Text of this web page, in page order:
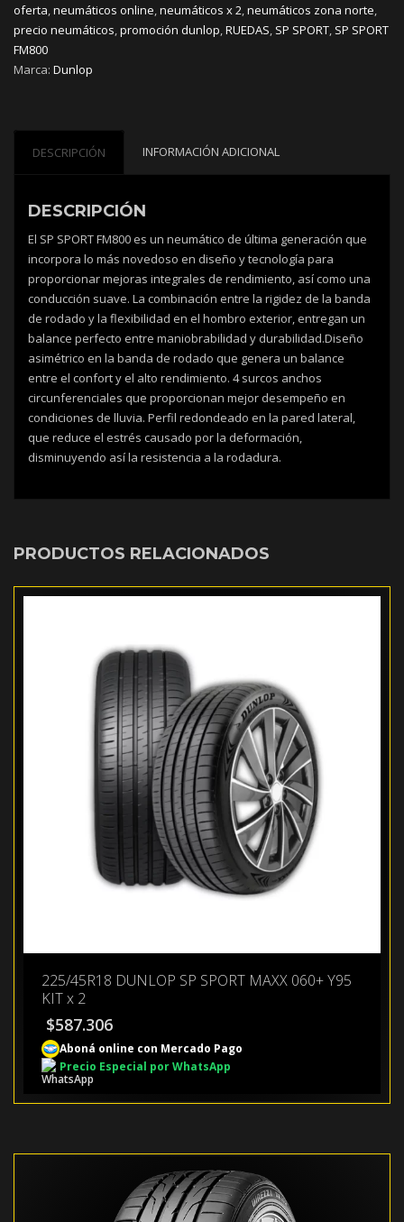
cantidad
oferta,neumáticos online,neumáticos x 2,neumáticos zona norte,
precio neumáticos,promoción dunlop,RUEDAS, SP SPORT, SP SPORT
FM800
Marca: Dunlop
DESCRIPCIÓN INFORMACIÓN ADICIONAL
DESCRIPCIÓN
El SP SPORT FM800 es un neumático de última generación que
incorpora lo más novedoso en diseño y tecnología para
proporcionar mejoras integrales de rendimiento, así como una
conducción suave. La combinación entre la rigidez de la banda
de rodado y la flexibilidad en el hombro exterior, entregan un
balance perfecto entre maniobrabilidad y durabilidad.Diseño
asimétrico en la banda de rodado que genera un balance
entre el confort y el alto rendimiento. 4 surcos anchos
circunferenciales que proporcionan mejor desempeño en
condiciones de lluvia. Perfil redondeado en la pared lateral,
que reduce el estrés causado por la deformación,
disminuyendo así la resistencia a la rodadura.
PRODUCTOS RELACIONADOS
225/45R18 DUNLOP SP SPORT MAXX 060+ Y95
KIT x 2
$587.306
Aboná online con Mercado Pago
Precio Especial por WhatsApp